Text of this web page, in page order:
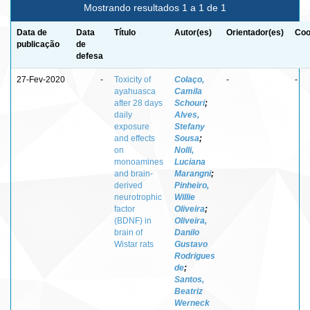
Mostrando resultados 1 a 1 de 1
Data de
publicação
Data
de
defesa
Título Autor(es) Orientador(es)
27-Fev-2020 -
Toxicity of
ayahuasca
after 28 days
daily
exposure
and effects
on
monoamines
and brain-
derived
neurotrophic
factor
(BDNF) in
brain of
Wistar rats
Colaço,
Camila
Schouri;
Alves,
Stefany
Sousa;
Nolli,
Luciana
Marangni;
Pinheiro,
Willie
Oliveira;
Oliveira,
Danilo
Gustavo
Rodrigues
de;
Santos,
Beatriz
Werneck
- -